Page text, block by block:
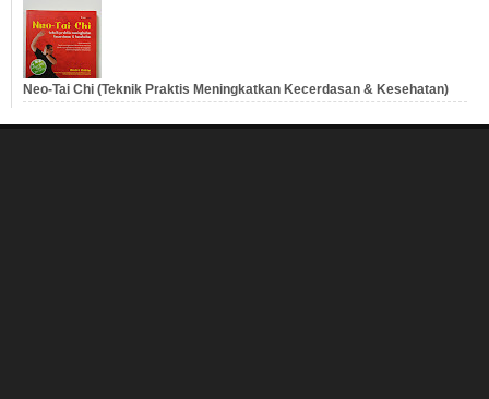
Neo-Tai Chi (Teknik Praktis Meningkatkan Kecerdasan & Kesehatan)